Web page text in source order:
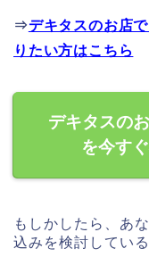
⇒デキタスのお店
りたい方はこちら
デキタスの
を今す
もしかしたら、あ
込みを検討してい